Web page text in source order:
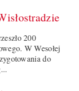
200
W Wesołej
do